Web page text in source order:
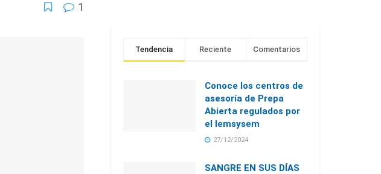
1
Tendencia Reciente Comentarios
Conoce los centros de
asesoría de Prepa
Abierta regulados por
el Iemsysem
27/12/2024
SANGRE EN SUS DÍAS